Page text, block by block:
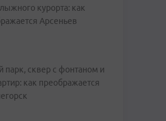
курорта: как
Арсеньев
парк, сквер с фонтаном и
как преображается